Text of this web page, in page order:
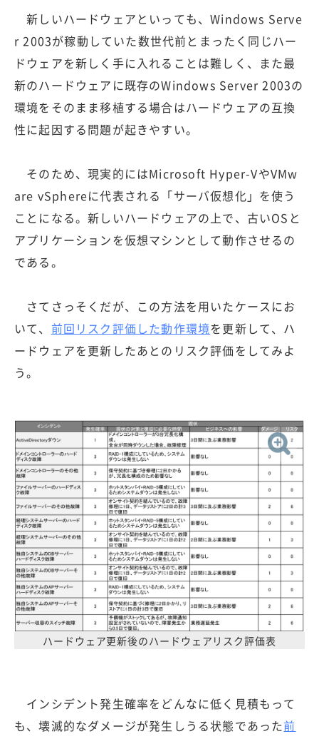
新しいハードウェアといっても、Windows Serve
r 2003が稼動していた数世代前とまったく同じハー
ドウェアを新しく手に入れることは難しく、また最
新のハードウェアに既存のWindows Server 2003の
環境をそのまま移植する場合はハードウェアの互換
性に起因する問題が起きやすい。
そのため、現実的にはMicrosoft Hyper-VやVMw
are vSphereに代表される「サーバ仮想化」を使う
ことになる。新しいハードウェアの上で、古いOSと
アプリケーションを仮想マシンとして動作させるの
である。
さてさっそくだが、この方法を用いたケースにお
いて、 前回リスク評価した動作環境を更新して、ハ
ードウェアを更新したあとのリスク評価をしてみよ
う。
ハードウェア更新後のハードウェアリスク評価表
インシデント発生確率をどんなに低く見積もって
も、壊滅的なダメージが発生しうる状態であった前